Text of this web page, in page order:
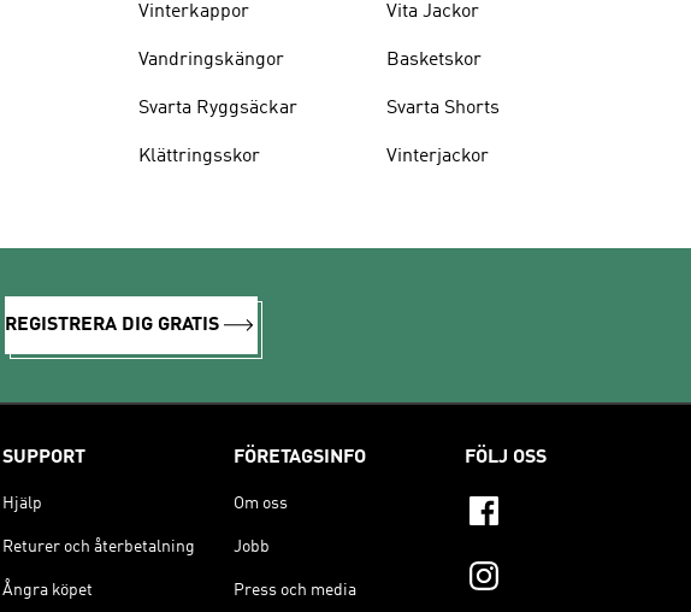
Vinterkappor
Vandringskängor
Svarta Ryggsäckar
Klättringsskor
Vita Jackor
Basketskor
Svarta Shorts
Vinterjackor
REGISTRERA DIG GRATIS
SUPPORT
Hjälp
Returer och återbetalning
Ångra köpet
FÖRETAGSINFO
Om oss
Jobb
Press och media
FÖLJ OSS